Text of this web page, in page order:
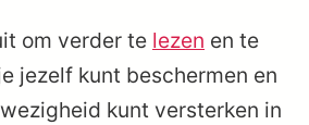
om verder te lezen en te
jezelf kunt beschermen en
kunt versterken in